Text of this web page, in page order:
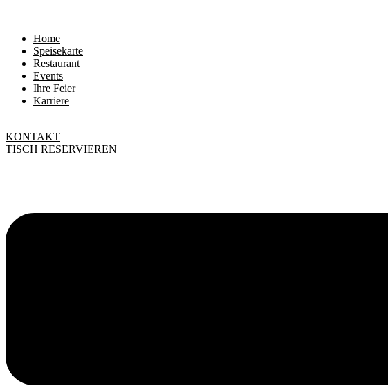
Home
Speisekarte
Restaurant
Events
Ihre Feier
Karriere
KONTAKT
TISCH RESERVIEREN